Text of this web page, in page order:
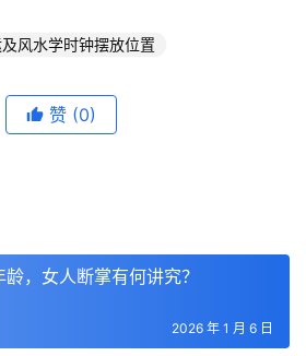
风水学时钟摆放位置
赞 (0)
，女人断掌有何讲究？
2026 年 1 月 6 日